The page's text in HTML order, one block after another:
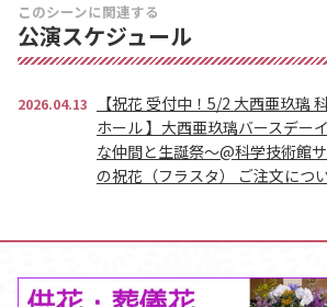
このシーンに関連する
公演スケジュール
2026.04.13
【祝花 受付中！5/2 大西亜玖璃
ホール 】大西亜玖璃バースデー
な仲間と生誕祭～@科学技術館
の祝花（フラスタ） ご注文につ